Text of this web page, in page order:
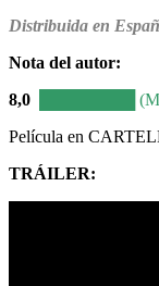
Distribuida en
Nota del autor:
8,0
████████
Película en
TRÁILER: